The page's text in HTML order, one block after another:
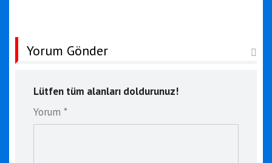
Yorum Gönder
Lütfen tüm alanları doldurunuz!
Yorum *